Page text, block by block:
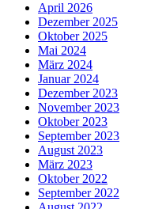
April 2026
Dezember 2025
Oktober 2025
Mai 2024
März 2024
Januar 2024
Dezember 2023
November 2023
Oktober 2023
September 2023
August 2023
März 2023
Oktober 2022
September 2022